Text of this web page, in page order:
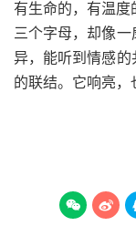
有生命的，有温度
三个字母，却像
异，能听到情感
的联结。它响亮，
 